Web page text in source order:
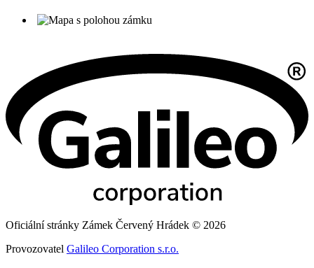
Oficiální stránky Zámek Červený Hrádek © 2026
Provozovatel Galileo Corporation s.r.o.